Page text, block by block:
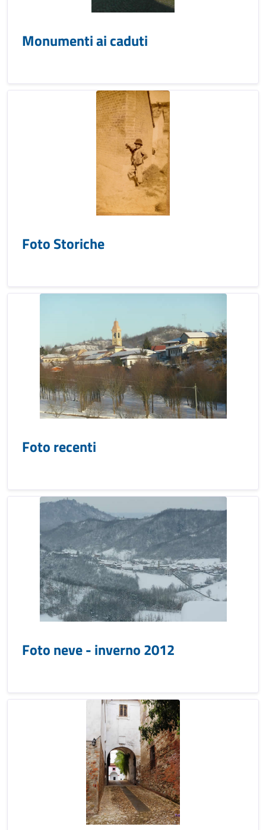
Monumenti ai caduti
Foto Storiche
Foto recenti
Foto neve - inverno 2012